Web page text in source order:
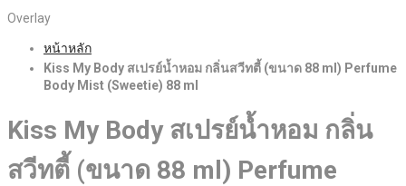
Overlay
หน้าหลัก
Kiss My Body สเปรย์น้ำหอม กลิ่นสวีทตี้ (ขนาด 88 ml) Perfume
Body Mist (Sweetie) 88 ml
Kiss My Body สเปรย์น้ำหอม กลิ่น
สวีทตี้ (ขนาด 88 ml) Perfume